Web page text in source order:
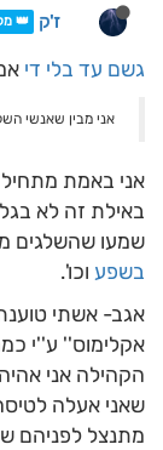
ז'ק 👑
גשם עד בלי די
אני מבין שאנשי
אני באמת
באילת זה לא
שמעו שהשלגים
בשפע וכו'.
אגב- אשתי
אקלימוס'' ע''י
הקהילה אני
שאני אעלה
מתנצל לפניהם